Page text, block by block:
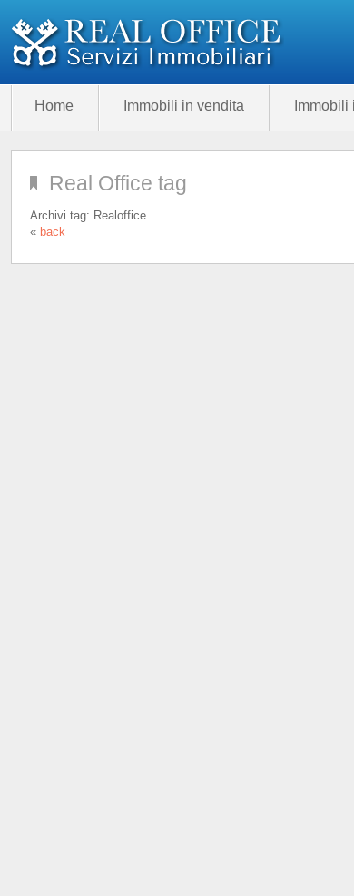
Home Immobili in vendita Immobili
Real Office tag
Archivi tag: Realoffice
« back